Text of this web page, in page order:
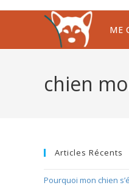
ME
chien
Articles Récents
Pourquoi mon chien